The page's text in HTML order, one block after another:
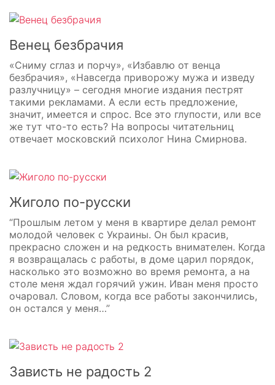
Венец безбрачия
«Сниму сглаз и порчу», «Избавлю от венца
безбрачия», «Навсегда приворожу мужа и изведу
разлучницу» – сегодня многие издания пестрят
такими рекламами. А если есть предложение,
значит, имеется и спрос. Все это глупости, или все
же тут что-то есть? На вопросы читательниц
отвечает московский психолог Нина Смирнова.
Жиголо по-русски
“Прошлым летом у меня в квартире делал ремонт
молодой человек с Украины. Он был красив,
прекрасно сложен и на редкость внимателен. Когда
я возвращалась с работы, в доме царил порядок,
насколько это возможно во время ремонта, а на
столе меня ждал горячий ужин. Иван меня просто
очаровал. Словом, когда все работы закончились,
он остался у меня…”
Зависть не радость 2